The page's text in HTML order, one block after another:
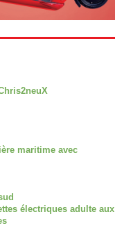
maritime avec
électriques adulte aux